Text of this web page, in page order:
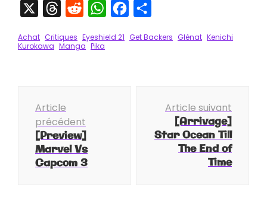
ThreadsRedditWhatsAppFacebook
Achat Critiques Eyeshield 21 Get Backers Glénat Kenichi
Kurokawa Manga Pika
d'article
Article
précédent
[Preview]
Marvel Vs
Capcom 3
Article suivant
[Arrivage]
Star Ocean Till
The End of
Time